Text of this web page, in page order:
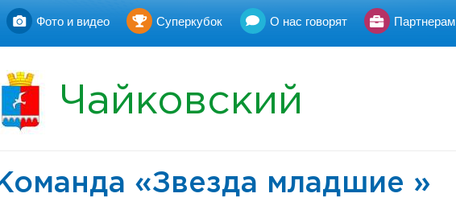
Фото и видео Суперкубок О нас говорят Партнерам
Чайковский
Команда «Звезда младшие »